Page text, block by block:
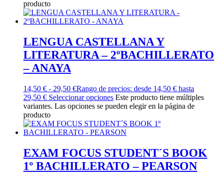
producto
LENGUA CASTELLANA Y
LITERATURA – 2ºBACHILLERATO
– ANAYA
14,50 € - 29,50 €Rango de precios: desde 14,50 € hasta
29,50 € Seleccionar opciones Este producto tiene múltiples
variantes. Las opciones se pueden elegir en la página de
producto
EXAM FOCUS STUDENT´S BOOK
1º BACHILLERATO – PEARSON